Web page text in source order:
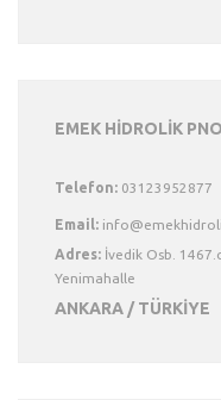
EMEK HİDROLİK
Telefon: 03123952877
Email:
Adres: İvedik Osb.
Yenimahalle
ANKARA / TÜRKİYE